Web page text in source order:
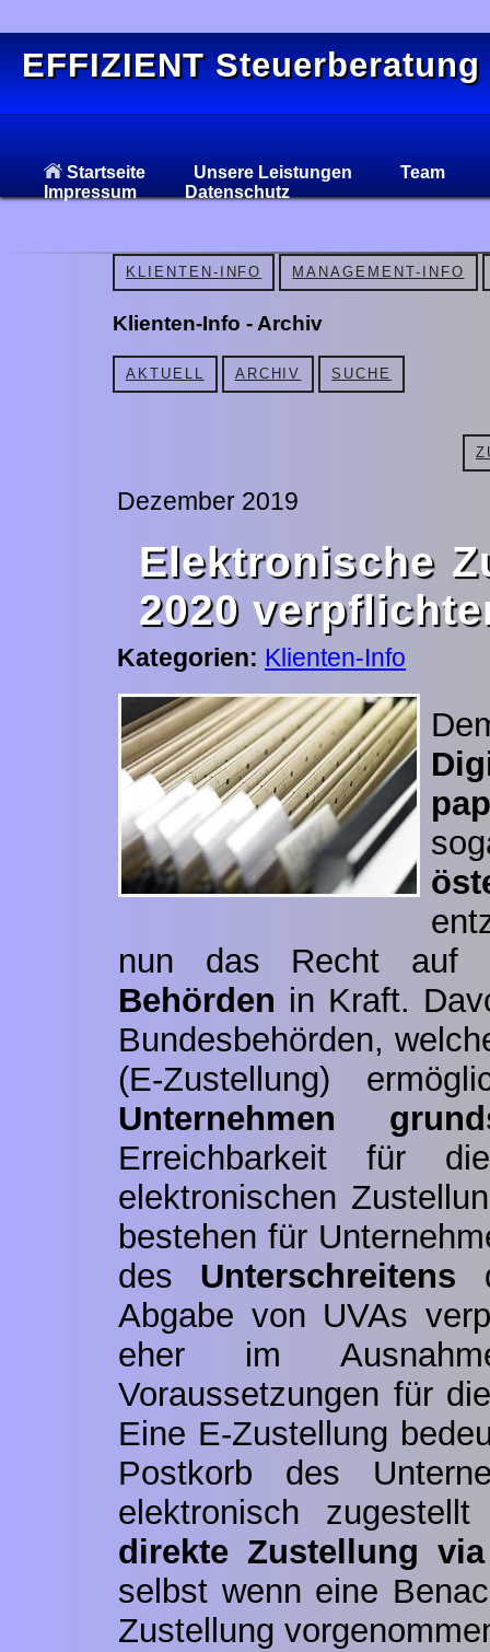
EFFIZIENT Steuerberatung
Startseite Unsere Leistungen
Team
Impressum
Datenschutz
KLIENTEN-INFO MANAGEMENT-INFO
Klienten-Info - Archiv
AKTUELL ARCHIV SUCHE
Dezember 2019
Elektronische
2020
Kategorien: Klienten-Info
nun das Recht auf
Behörden in Kraft.
Bundesbehörden,
(E-Zustellung)
Unternehmen
Erreichbarkeit für
elektronischen
bestehen für
des Unterschreitens
Abgabe von UVAs
eher im
Voraussetzungen für
Eine E-Zustellung
Postkorb des
elektronisch
direkte Zustellung
selbst wenn eine
Zustellung